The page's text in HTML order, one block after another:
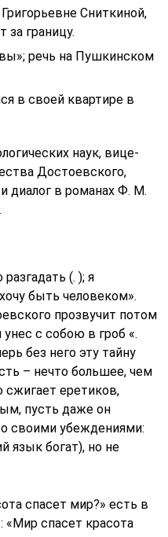
Сниткиной,
за границу.
речь на Пушкинском
в своей квартире в
наук, вице-
Достоевского,
диалог в романах Ф. М.
(. ); я
быть человеком».
прозвучит потом
с собою в гроб «.
без него эту тайну
– нечто большее, чем
сжигает еретиков,
пусть даже он
своими убеждениями:
язык богат), но не
спасет мир?» есть в
«Мир спасет красота